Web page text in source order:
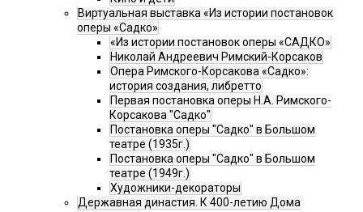
Виртуальная выставка «Из истории постановок
оперы «Садко»
«Из истории постановок оперы «САДКО»
Николай Андреевич Римский-Корсаков
Опера Римского-Корсакова «Садко»:
история создания, либретто
Первая постановка оперы Н.А. Римского-
Корсакова "Садко"
Постановка оперы "Садко" в Большом
театре (1935г.)
Постановка оперы "Садко" в Большом
театре (1949г.)
Художники-декораторы
Державная династия. К 400-летию Дома